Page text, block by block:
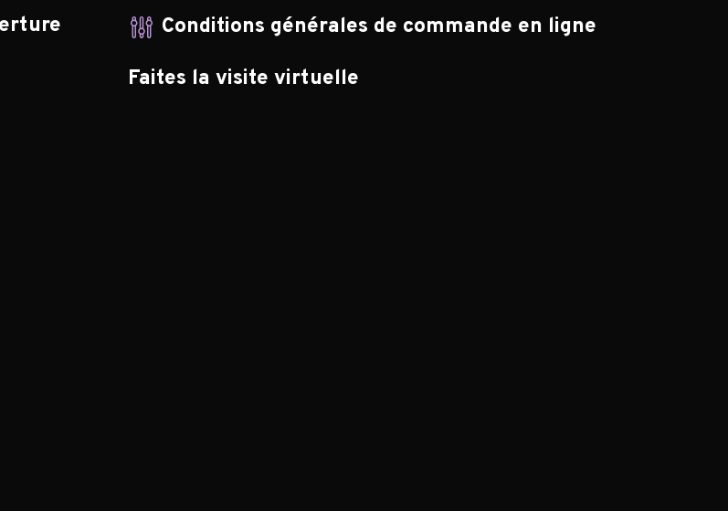
Conditions générales de commande en ligne
Faites la visite virtuelle